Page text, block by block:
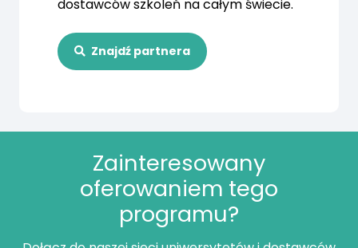
dostawców szkoleń na całym świecie.
Znajdź partnera
Zainteresowany
oferowaniem tego
programu?